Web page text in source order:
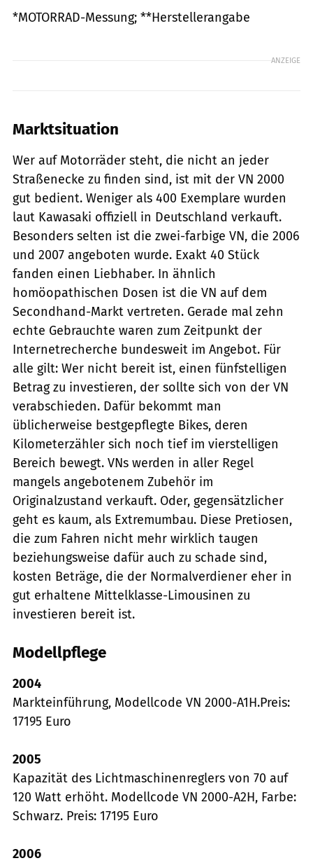
*MOTORRAD-Messung; **Herstellerangabe
ANZEIGE
Marktsituation
Wer auf Motorräder steht, die nicht an jeder
Straßenecke zu finden sind, ist mit der VN 2000
gut bedient. Weniger als 400 Exemplare wurden
laut Kawasaki offiziell in Deutschland verkauft.
Besonders selten ist die zwei-farbige VN, die 2006
und 2007 angeboten wurde. Exakt 40 Stück
fanden einen Liebhaber. In ähnlich
homöopathischen Dosen ist die VN auf dem
Secondhand-Markt vertreten. Gerade mal zehn
echte Gebrauchte waren zum Zeitpunkt der
Internetrecherche bundesweit im Angebot. Für
alle gilt: Wer nicht bereit ist, einen fünfstelligen
Betrag zu investieren, der sollte sich von der VN
verabschieden. Dafür bekommt man
üblicherweise bestgepflegte Bikes, deren
Kilometerzähler sich noch tief im vierstelligen
Bereich bewegt. VNs werden in aller Regel
mangels angebotenem Zubehör im
Originalzustand verkauft. Oder, gegensätzlicher
geht es kaum, als Extremumbau. Diese Pretiosen,
die zum Fahren nicht mehr wirklich taugen
beziehungsweise dafür auch zu schade sind,
kosten Beträge, die der Normalverdiener eher in
gut erhaltene Mittelklasse-Limousinen zu
investieren bereit ist.
Modellpflege
2004
Markteinführung, Modellcode VN 2000-A1H.Preis:
17195 Euro
2005
Kapazität des Lichtmaschinenreglers von 70 auf
120 Watt erhöht. Modellcode VN 2000-A2H, Farbe:
Schwarz. Preis: 17195 Euro
2006